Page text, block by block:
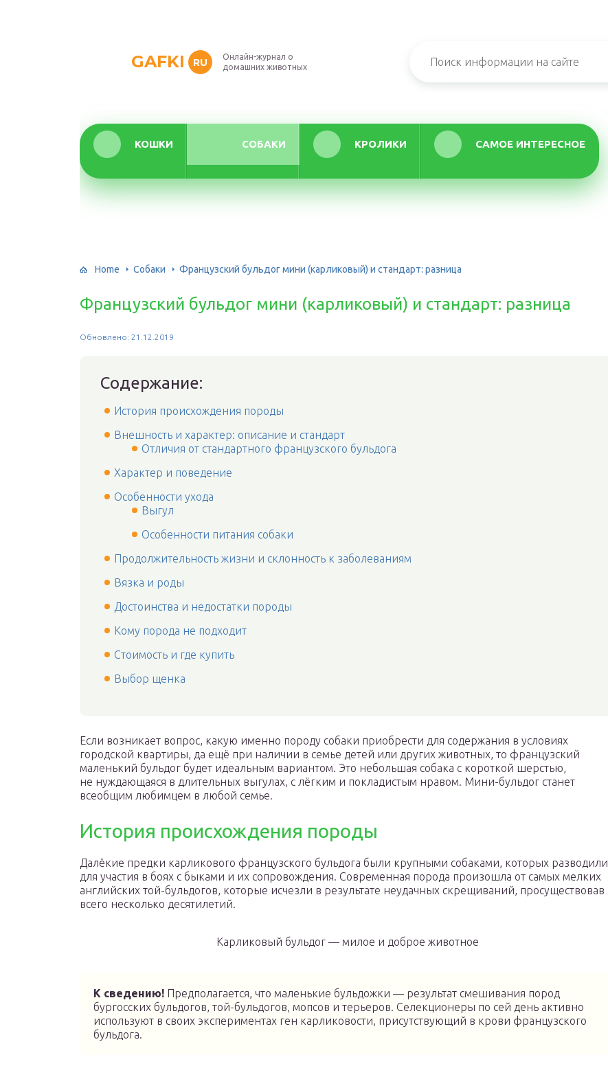
GAFKI RU
Онлайн-журнал о
домашних животных
КОШКИ СОБАКИ КРОЛИКИ САМОЕ ИНТЕРЕСНОЕ
Home Собаки Французский бульдог мини (карликовый) и стандарт: разница
Французский бульдог мини (карликовый) и стандарт: разница
Обновлено: 21.12.2019
Содержание:
История происхождения породы
Внешность и характер: описание и стандарт
Отличия от стандартного французского бульдога
Характер и поведение
Особенности ухода
Выгул
Особенности питания собаки
Продолжительность жизни и склонность к заболеваниям
Вязка и роды
Достоинства и недостатки породы
Кому порода не подходит
Стоимость и где купить
Выбор щенка
Если возникает вопрос, какую именно породу собаки приобрести для содержания в условиях
городской квартиры, да ещё при наличии в семье детей или других животных, то французский
маленький бульдог будет идеальным вариантом. Это небольшая собака с короткой шерстью,
не нуждающаяся в длительных выгулах, с лёгким и покладистым нравом. Мини-бульдог станет
всеобщим любимцем в любой семье.
История происхождения породы
Далёкие предки карликового французского бульдога были крупными собаками, которых разводили
для участия в боях с быками и их сопровождения. Современная порода произошла от самых мелких
английских той-бульдогов, которые исчезли в результате неудачных скрещиваний, просуществовав
всего несколько десятилетий.
Карликовый бульдог — милое и доброе животное
К сведению! Предполагается, что маленькие бульдожки — результат смешивания пород
бургосских бульдогов, той-бульдогов, мопсов и терьеров. Селекционеры по сей день активно
используют в своих экспериментах ген карликовости, присутствующий в крови французского
бульдога.